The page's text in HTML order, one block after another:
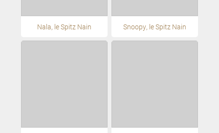
Nala, le Spitz Nain Snoopy, le Spitz Nain